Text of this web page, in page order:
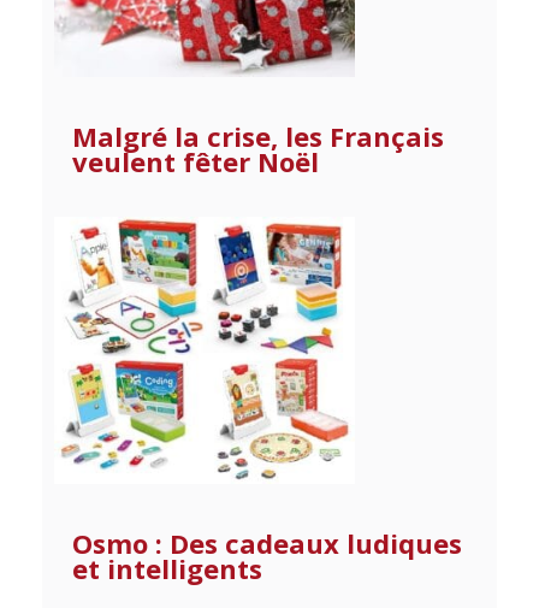
Malgré la crise, les Français
veulent fêter Noël
Osmo : Des cadeaux ludiques
et intelligents